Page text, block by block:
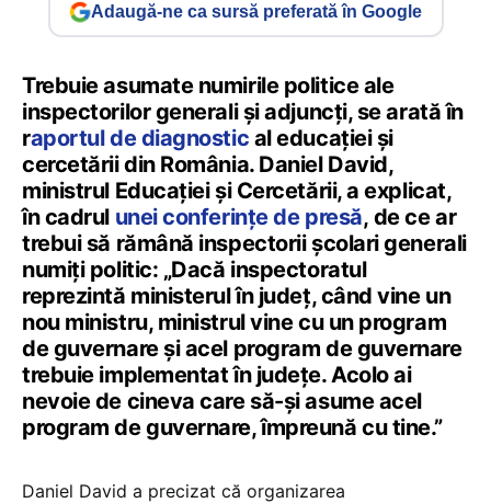
Adaugă-ne ca sursă preferată în Google
Trebuie asumate numirile politice ale
inspectorilor generali și adjuncți, se arată în
raportul de diagnostic al educației și
cercetării din România. Daniel David,
ministrul Educației și Cercetării, a explicat,
în cadrul unei conferințe de presă, de ce ar
trebui să rămână inspectorii școlari generali
numiți politic: „Dacă inspectoratul
reprezintă ministerul în județ, când vine un
nou ministru, ministrul vine cu un program
de guvernare și acel program de guvernare
trebuie implementat în județe. Acolo ai
nevoie de cineva care să-și asume acel
program de guvernare, împreună cu tine.”
Daniel David a precizat că organizarea